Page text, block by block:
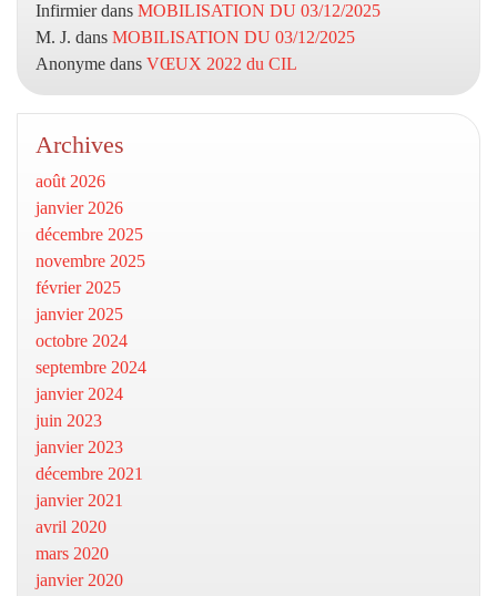
Infirmierdans MOBILISATION DU 03/12/2025
M. J. dans MOBILISATION DU 03/12/2025
Anonyme dans VŒUX 2022 du CIL
Archives
août 2026
janvier 2026
décembre 2025
novembre 2025
février 2025
janvier 2025
octobre 2024
septembre 2024
janvier 2024
juin 2023
janvier 2023
décembre 2021
janvier 2021
avril 2020
mars 2020
janvier 2020